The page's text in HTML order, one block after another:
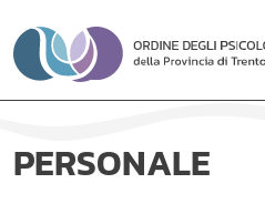
Vai
PERSONALE